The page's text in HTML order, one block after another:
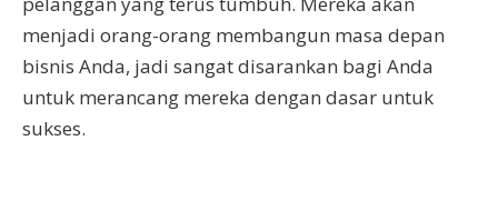
menjadi orang-orang membangun masa depan
bisnis Anda, jadi sangat disarankan bagi Anda
untuk merancang mereka dengan dasar untuk
sukses.